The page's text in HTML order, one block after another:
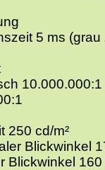
5 ms (grau
10.000.000:1
250 cd/m²
Blickwinkel
Blickwinkel